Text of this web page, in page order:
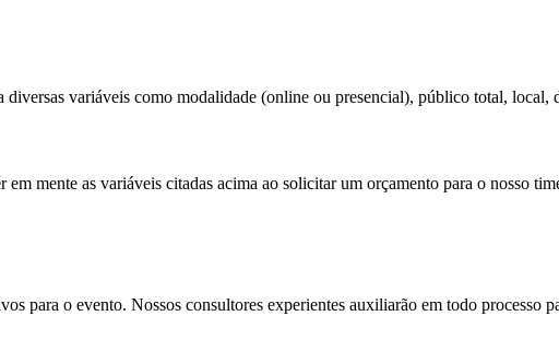
diversas variáveis como modalidade (online ou presencial), público total, local,
em mente as variáveis citadas acima ao solicitar um orçamento para o nosso
para o evento. Nossos consultores experientes auxiliarão em todo processo